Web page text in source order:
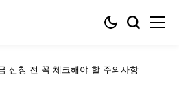
신청 전 꼭 체크해야 할 주의사항